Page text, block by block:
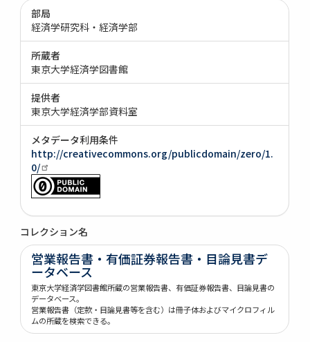
部局
経済学研究科・経済学部
所蔵者
東京大学経済学図書館
提供者
東京大学経済学部資料室
メタデータ利用条件
http://creativecommons.org/publicdomain/zero/1.
0/
コレクション名
営業報告書・有価証券報告書・目論見書デ
ータベース
東京大学経済学図書館所蔵の営業報告書、有価証券報告書、目論見書の
データベース。
営業報告書（定款・目論見書等を含む）は冊子体およびマイクロフィル
ムの所蔵を検索できる。